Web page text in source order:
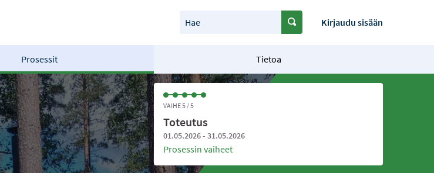
Hae Kirjaudu sisään
Prosessit Tietoa
VAIHE 5 / 5
Toteutus
01.05.2026 - 31.05.2026
Prosessin vaiheet